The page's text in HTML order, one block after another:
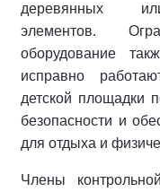
деревянных
элементов.
оборудование
исправно
детской площадки
безопасности и
для отдыха и
Члены